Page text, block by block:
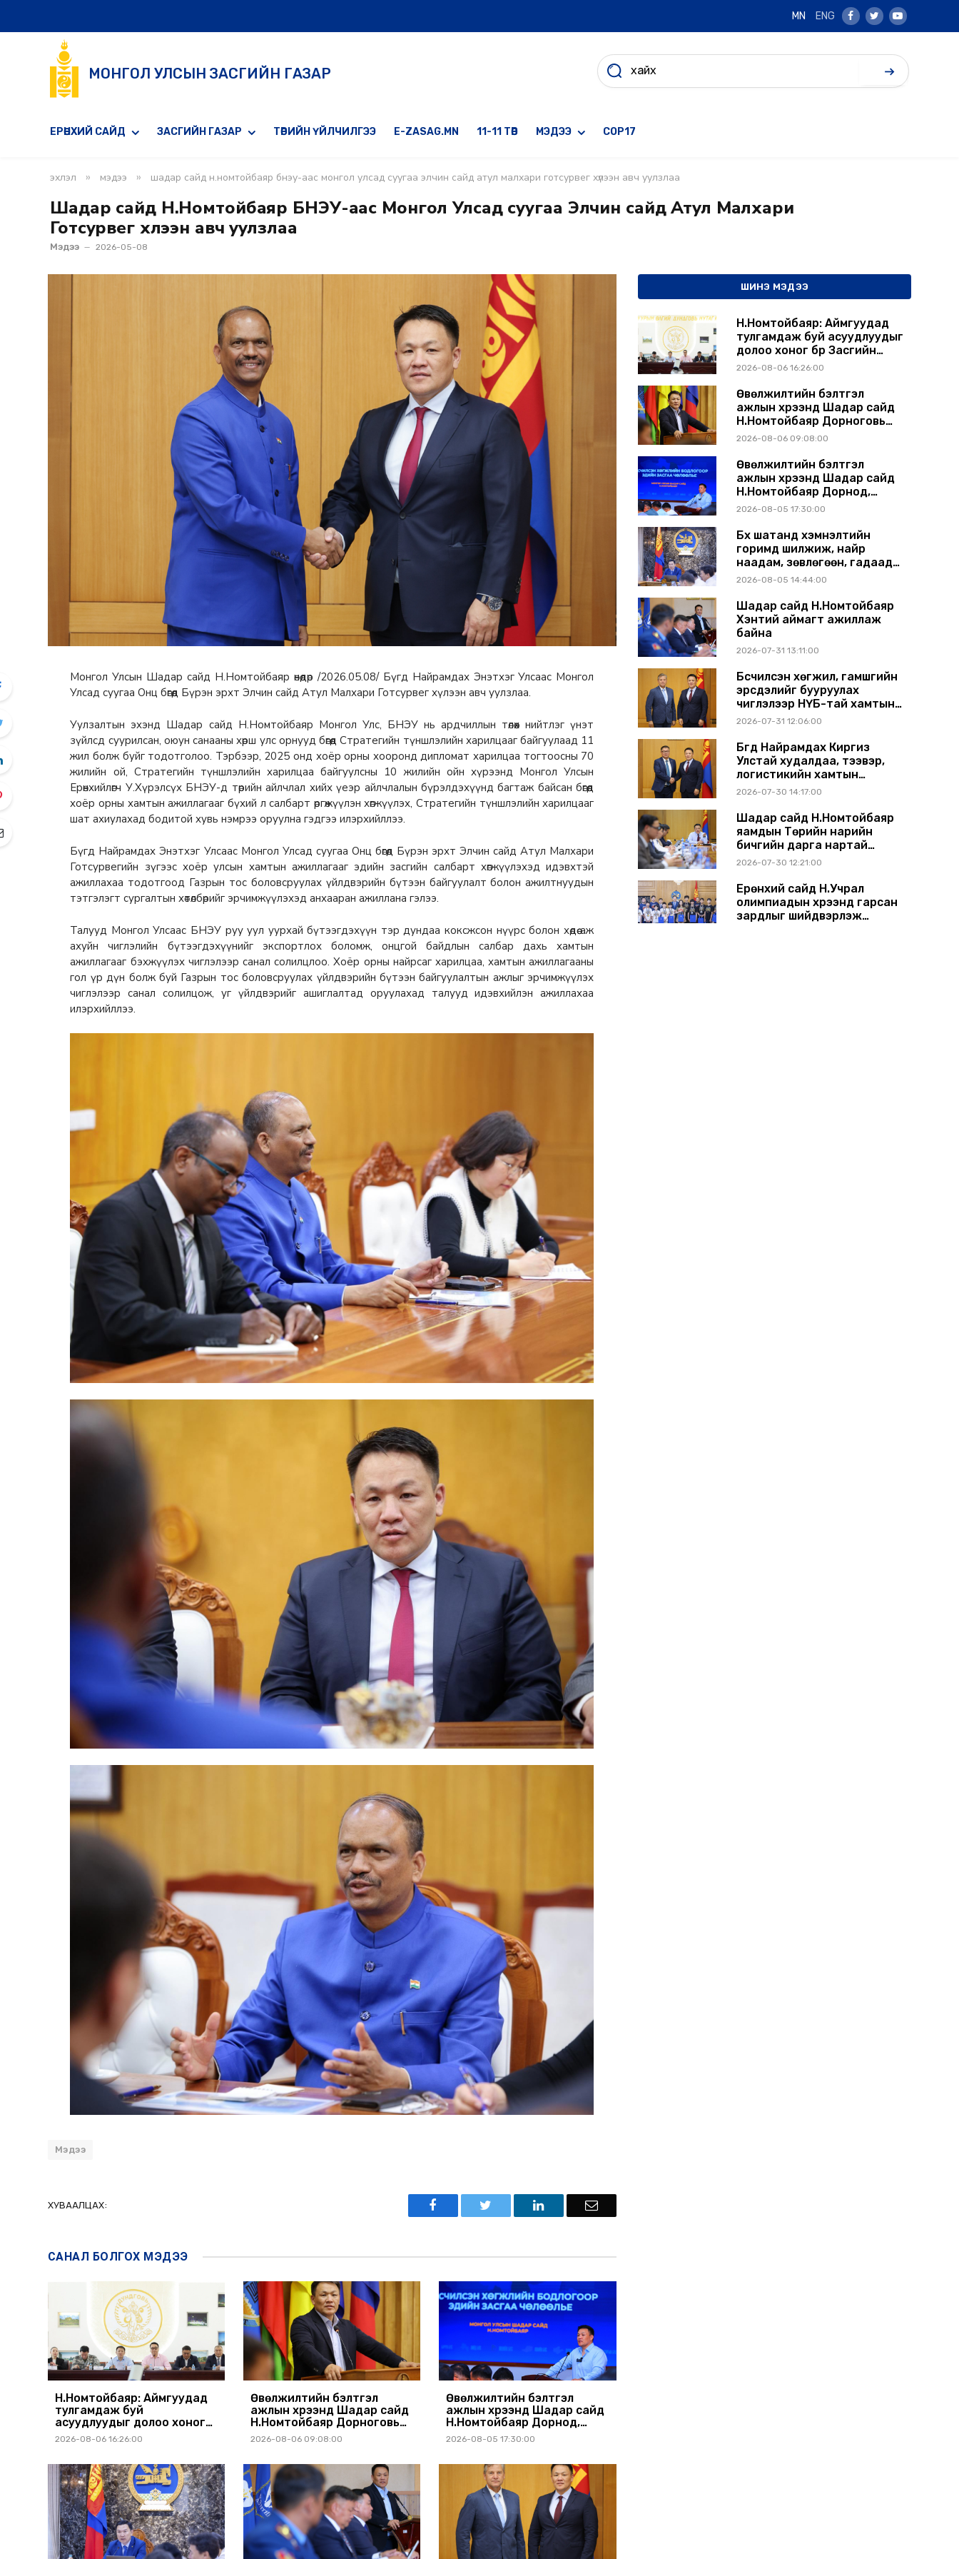
MN ENG
Facebook
TwitterYoutube
МОНГОЛ УЛСЫН ЗАСГИЙН ГАЗАР
ЕРӨНХИЙ САЙД ЗАСГИЙН ГАЗАР ТӨРИЙН ҮЙЛЧИЛГЭЭ E-ZASAG.MN 11-11 ТӨВ МЭДЭЭ COP17
эхлэл » мэдээ » шадар сайд н.номтойбаяр бнэу-аас монгол улсад суугаа элчин сайд атул малхари готсурвег хүлээн авч уулзлаа
Шадар сайд Н.Номтойбаяр БНЭУ-аас Монгол Улсад суугаа Элчин сайд Атул Малхари
Готсурвег хүлээн авч уулзлаа
Мэдээ 2026-05-08
Монгол Улсын Шадар сайд Н.Номтойбаяр өнөөдөр /2026.05.08/ Бүгд Найрамдах Энэтхэг Улсаас Монгол
Улсад суугаа Онц бөгөөд Бүрэн эрхт Элчин сайд Атул Малхари Готсурвег хүлээн авч уулзлаа.
Уулзалтын эхэнд Шадар сайд Н.Номтойбаяр Монгол Улс, БНЭУ нь ардчиллын төлөөх нийтлэг үнэт
зүйлсд суурилсан, оюун санааны хөрш улс орнууд бөгөөд Стратегийн түншлэлийн харилцааг байгуулаад 11
жил болж буйг тодотголоо. Тэрбээр, 2025 онд хоёр орны хооронд дипломат харилцаа тогтоосны 70
жилийн ой, Стратегийн түншлэлийн харилцаа байгуулсны 10 жилийн ойн хүрээнд Монгол Улсын
Ерөнхийлөгч У.Хүрэлсүх БНЭУ-д төрийн айлчлал хийх үеэр айлчлалын бүрэлдэхүүнд багтаж байсан бөгөөд
хоёр орны хамтын ажиллагааг бүхий л салбарт өргөжүүлэн хөгжүүлэх, Стратегийн түншлэлийн харилцааг
шат ахиулахад бодитой хувь нэмрээ оруулна гэдгээ илэрхийллээ.
Бүгд Найрамдах Энэтхэг Улсаас Монгол Улсад суугаа Онц бөгөөд Бүрэн эрхт Элчин сайд Атул Малхари
Готсурвегийн зүгээс хоёр улсын хамтын ажиллагааг эдийн засгийн салбарт хөгжүүлэхэд идэвхтэй
ажиллахаа тодотгоод Газрын тос боловсруулах үйлдвэрийн бүтээн байгуулалт болон ажилтнуудын
тэтгэлэгт сургалтын хөтөлбөрийг эрчимжүүлэхэд анхааран ажиллана гэлээ.
Талууд Монгол Улсаас БНЭУ руу уул уурхай бүтээгдэхүүн тэр дундаа коксжсон нүүрс болон хөдөө аж
ахуйн чиглэлийн бүтээгдэхүүнийг экспортлох боломж, онцгой байдлын салбар дахь хамтын
ажиллагааг бэхжүүлэх чиглэлээр санал солилцлоо. Хоёр орны найрсаг харилцаа, хамтын ажиллагааны
гол үр дүн болж буй Газрын тос боловсруулах үйлдвэрийн бүтээн байгуулалтын ажлыг эрчимжүүлэх
чиглэлээр санал солилцож, уг үйлдвэрийг ашиглалтад оруулахад талууд идэвхийлэн ажиллахаа
илэрхийллээ.
Мэдээ
ХУВААЛЦАХ:
САНАЛ БОЛГОХ МЭДЭЭ
Н.Номтойбаяр: Аймгуудад
тулгамдаж буй
асуудлуудыг долоо хоног
бүр Засгийн газрын
2026-08-06 16:26:00
Өвөлжилтийн бэлтгэл
ажлын хүрээнд Шадар сайд
Н.Номтойбаяр Дорноговь
аймагт ажиллав
2026-08-06 09:08:00
Өвөлжилтийн бэлтгэл
ажлын хүрээнд Шадар сайд
Н.Номтойбаяр Дорнод,
Сүхбаатар аймагт ажиллав
2026-08-05 17:30:00
ШИНЭ МЭДЭЭ
Н.Номтойбаяр: Аймгуудад
тулгамдаж буй асуудлуудыг
долоо хоног бүр Засгийн
газрын хуралдаанд
2026-08-06 16:26:00
Өвөлжилтийн бэлтгэл
ажлын хүрээнд Шадар сайд
Н.Номтойбаяр Дорноговь
аймагт ажиллав
2026-08-06 09:08:00
Өвөлжилтийн бэлтгэл
ажлын хүрээнд Шадар сайд
Н.Номтойбаяр Дорнод,
Сүхбаатар аймагт ажиллав
2026-08-05 17:30:00
Бүх шатанд хэмнэлтийн
горимд шилжиж, найр
наадам, зөвлөгөөн, гадаад
томилолтыг хориглолоо
2026-08-05 14:44:00
Шадар сайд Н.Номтойбаяр
Хэнтий аймагт ажиллаж
байна
2026-07-31 13:11:00
Бүсчилсэн хөгжил, гамшгийн
эрсдэлийг бууруулах
чиглэлээр НҮБ-тай хамтын
ажиллагаагаа өргөжүүлэхээр
2026-07-31 12:06:00
Бүгд Найрамдах Киргиз
Улстай худалдаа, тээвэр,
логистикийн хамтын
ажиллагааг өргөжүүлнэ
2026-07-30 14:17:00
Шадар сайд Н.Номтойбаяр
яамдын Төрийн нарийн
бичгийн дарга нартай
шуурхай хуралдлаа
2026-07-30 12:21:00
Ерөнхий сайд Н.Учрал
олимпиадын хүрээнд гарсан
зардлыг шийдвэрлэж